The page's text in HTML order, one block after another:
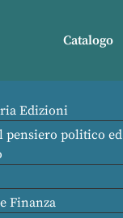
Catalogo
Edizioni
pensiero politico ed
Finanza